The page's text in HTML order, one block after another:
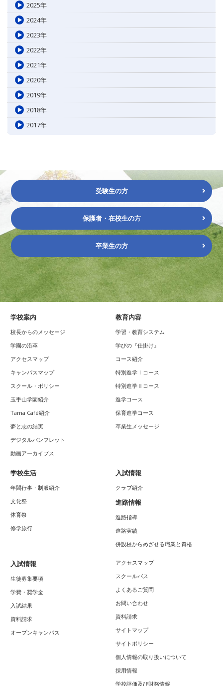
2025年
2024年
2023年
2022年
2021年
2020年
2019年
2018年
2017年
受験生の方
保護者・在校生の方
卒業生の方
学校案内
校長からのメッセージ
学園の沿革
アクセスマップ
キャンパスマップ
スクール・ポリシー
玉手山学園紹介
Tama Café紹介
夢と志の結実
デジタルパンフレット
動画アーカイブス
教育内容
学習・教育システム
学びの『仕掛け』
コース紹介
特別進学Ⅰコース
特別進学Ⅱコース
進学コース
保育進学コース
卒業生メッセージ
学校生活
年間行事・制服紹介
文化祭
体育祭
修学旅行
入試情報
クラブ紹介
進路情報
進路指導
進路実績
併設校からめざせる職業と資格
入試情報
生徒募集要項
学費・奨学金
入試結果
資料請求
オープンキャンパス
アクセスマップ
スクールバス
よくあるご質問
お問い合わせ
資料請求
サイトマップ
サイトポリシー
個人情報の取り扱いについて
採用情報
学校評価及び財務情報